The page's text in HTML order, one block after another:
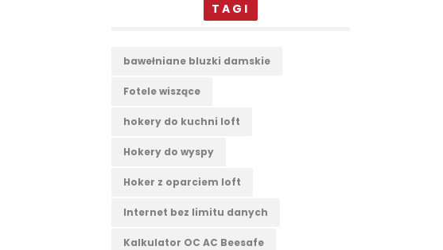
TAGI
bawełniane bluzki damskie
Fotele wiszące
hokery do kuchni loft
Hokery do wyspy
Hoker z oparciem loft
Internet bez limitu danych
Kalkulator OC AC Beesafe